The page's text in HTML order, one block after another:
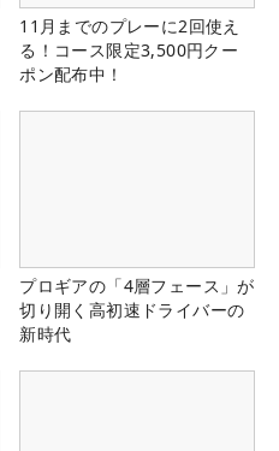
11月までのプレーに2回使え
る！コース限定3,500円クー
ポン配布中！
プロギアの「4層フェース」が
切り開く高初速ドライバーの
新時代